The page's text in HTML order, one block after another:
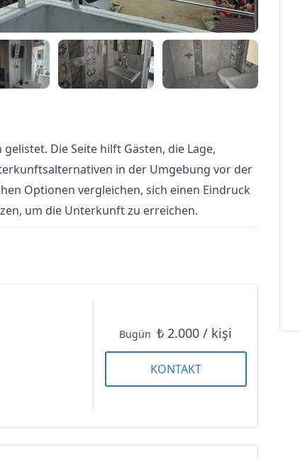
Die Seite hilft Gästen, die Lage,
in der Umgebung vor der
Optionen vergleichen, sich einen Eindruck
um die Unterkunft zu erreichen.
Bugün ₺ 2.000 / kişi
KONTAKT